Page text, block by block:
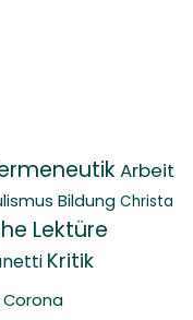
Arbeit
Bildung Christa
Lektüre
Kritik
Corona